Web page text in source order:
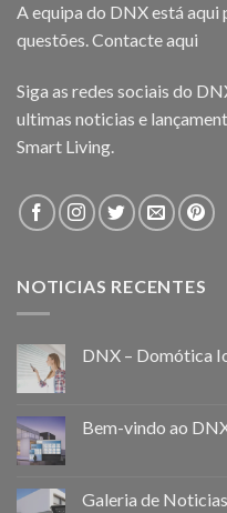
A equipa do DNX está aqui
questões.Contacte aqui
Siga as redes sociais do
ultimas noticias e
Smart Living.
NOTICIAS RECENTES
DNX – Domótica
Bem-vindo ao
Galeria de